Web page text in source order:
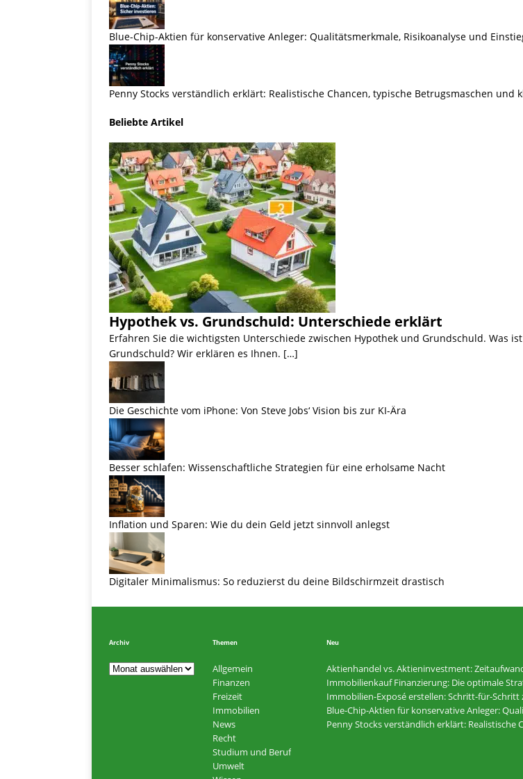
Blue-Chip-Aktien für konservative Anleger: Qualitätsmerkmale, Risikoanalyse und
Penny Stocks verständlich erklärt: Realistische Chancen, typische Betrugsmaschen und
Beliebte Artikel
Hypothek vs. Grundschuld: Unterschiede erklärt
Erfahren Sie die wichtigsten Unterschiede zwischen Hypothek und Grundschuld. Was
Grundschuld? Wir erklären es Ihnen. […]
Die Geschichte vom iPhone: Von Steve Jobs‘ Vision bis zur KI-Ära
Besser schlafen: Wissenschaftliche Strategien für eine erholsame Nacht
Inflation und Sparen: Wie du dein Geld jetzt sinnvoll anlegst
Digitaler Minimalismus: So reduzierst du deine Bildschirmzeit drastisch
Archiv Themen
Allgemein
Finanzen
Freizeit
Immobilien
News
Recht
Studium und Beruf
Umwelt
Neu
Aktienhandel vs. Aktieninvestment:
Immobilienkauf Finanzierung: Die optimale
Immobilien-Exposé erstellen: Schritt-für-
Blue-Chip-Aktien für konservative Anleger:
Penny Stocks verständlich erklärt: Realistische